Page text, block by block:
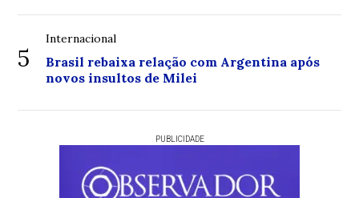
5
Internacional
Brasil rebaixa relação com Argentina após
novos insultos de Milei
PUBLICIDADE